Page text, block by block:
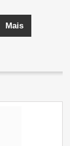
Mais